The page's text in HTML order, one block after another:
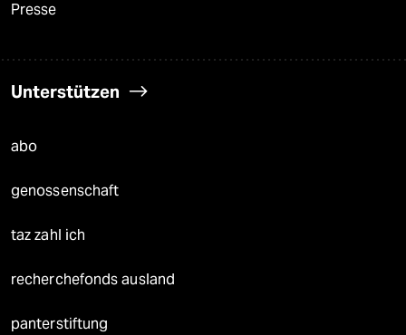
Presse
Unterstützen
abo
genossenschaft
taz zahl ich
recherchefonds ausland
panterstiftung